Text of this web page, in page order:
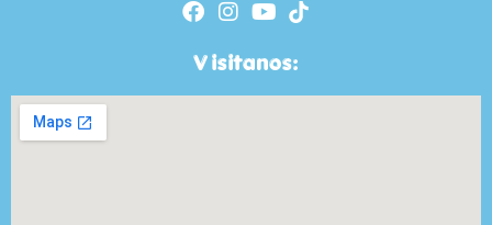
Visitanos: